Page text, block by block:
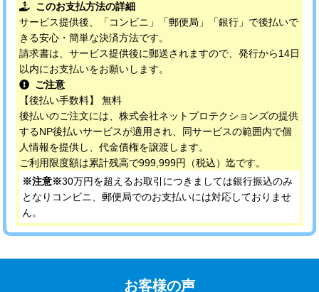
このお支払方法の詳細
サービス提供後、「コンビニ」「郵便局」「銀行」で後払いで
きる安心・簡単な決済方法です。
請求書は、サービス提供後に郵送されますので、発行から14日
以内にお支払いをお願いします。
ご注意
【後払い手数料】 無料
後払いのご注文には、株式会社ネットプロテクションズの提供
するNP後払いサービスが適用され、同サービスの範囲内で個
人情報を提供し、代金債権を譲渡します。
ご利用限度額は累計残高で999,999円（税込）迄です。
※注意※30万円を超えるお取引につきましては銀行振込のみ
となりコンビニ、郵便局でのお支払いには対応しておりませ
ん。
お客様の声